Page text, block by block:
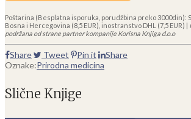
Poštarina (Besplatna isporuka, porudžbina preko 3000din):
Bosna i Hercegovina (8,5 EUR), inostranstvo DHL (7,5 EUR) |
podržana od strane partner kompanije Korisna Knjiga d.o.o
Share Tweet Pin it
Share
Oznake:Prirodna medicina
Slične Knjige